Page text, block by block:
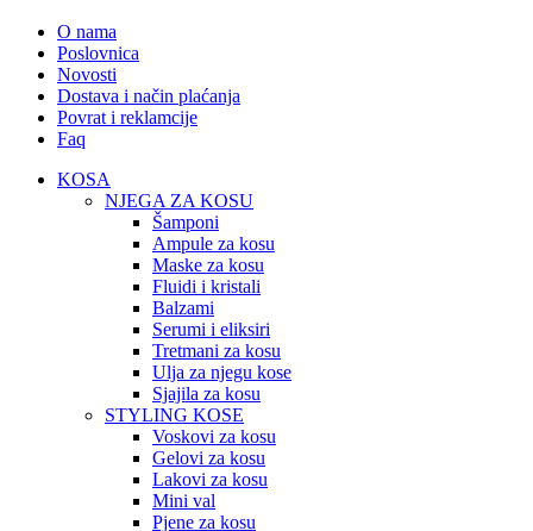
O nama
Poslovnica
Novosti
Dostava i način plaćanja
Povrat i reklamcije
Faq
KOSA
NJEGA ZA KOSU
Šamponi
Ampule za kosu
Maske za kosu
Fluidi i kristali
Balzami
Serumi i eliksiri
Tretmani za kosu
Ulja za njegu kose
Sjajila za kosu
STYLING KOSE
Voskovi za kosu
Gelovi za kosu
Lakovi za kosu
Mini val
Pjene za kosu